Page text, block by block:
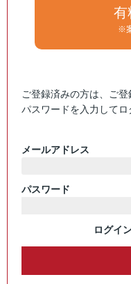
有
※
ご登録済みの方は、ご
パスワードを入力してロ
メールアドレス
パスワード
ログイ